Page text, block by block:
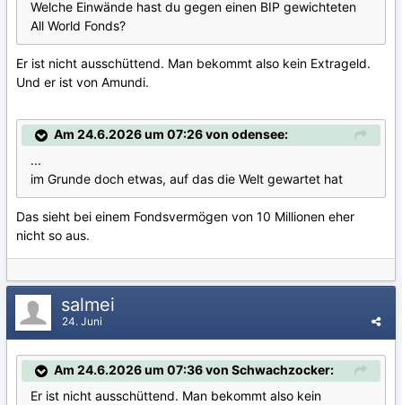
Welche Einwände hast du gegen einen BIP gewichteten
All World Fonds?
Er ist nicht ausschüttend. Man bekommt also kein Extrageld.
Und er ist von Amundi.
Am 24.6.2026 um 07:26 von odensee:
...
im Grunde doch etwas, auf das die Welt gewartet hat
Das sieht bei einem Fondsvermögen von 10 Millionen eher
nicht so aus.
salmei
24. Juni
Am 24.6.2026 um 07:36 von Schwachzocker:
Er ist nicht ausschüttend. Man bekommt also kein